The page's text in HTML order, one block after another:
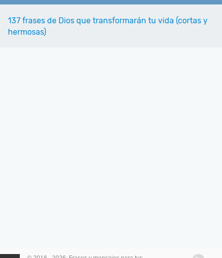
137 frases de Dios que transformarán tu vida (cortas y
hermosas)